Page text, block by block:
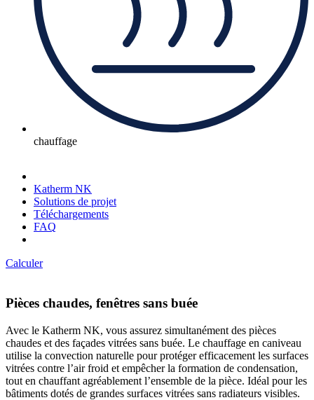
chauffage
Katherm NK
Solutions de projet
Téléchargements
FAQ
Calculer
Pièces chaudes, fenêtres sans buée
Avec le Katherm NK, vous assurez simultanément des pièces
chaudes et des façades vitrées sans buée. Le chauffage en caniveau
utilise la convection naturelle pour protéger efficacement les surfaces
vitrées contre l’air froid et empêcher la formation de condensation,
tout en chauffant agréablement l’ensemble de la pièce. Idéal pour les
bâtiments dotés de grandes surfaces vitrées sans radiateurs visibles.